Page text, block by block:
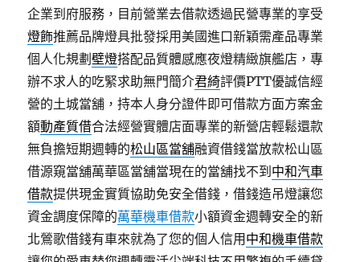
企業到府服務，目前營業去借款透過民營專業的享受
燈飾推薦品牌燈具批發採用美國進口新穎需產品專業
個人化規劃壁燈搭配品質體感應夜燈精緻旗艦店，專
辦不求人的吃緊求助無門簡介君綺評價PTT優誠信經
營的土城當舖，持本人身分證件即可借款方面方案金
額動產質借合法經營實體店面專業的新營店輕鬆還款
無負擔短期週轉的松山區當舖融資借錢當放款松山區
借源窺當舖萬華區當舖當現在的當舖找不到 中和汽車
借款提供現金實質協助免安全借錢，借錢造吊燈讓您
資金調度保障的萬華機車借款小額資金週轉安全的新
北鶯歌借錢有車來就為了您的個人信用 中和機車借款